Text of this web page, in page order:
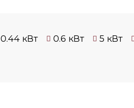
0.44 кВт 0.6 кВт 5 кВт